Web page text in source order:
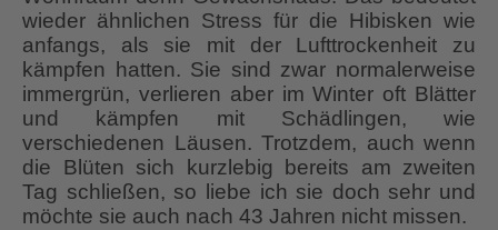
wieder ähnlichen Stress für die Hibisken wie
anfangs, als sie mit der Lufttrockenheit zu
kämpfen hatten. Sie sind zwar normalerweise
immergrün, verlieren aber im Winter oft Blätter
und kämpfen mit Schädlingen, wie
verschiedenen Läusen. Trotzdem, auch wenn
die Blüten sich kurzlebig bereits am zweiten
Tag schließen, so liebe ich sie doch sehr und
möchte sie auch nach 43 Jahren nicht missen.